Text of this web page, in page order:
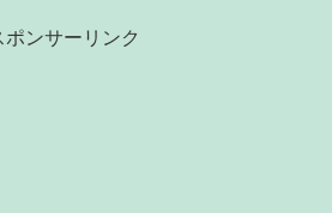
ポンサーリンク